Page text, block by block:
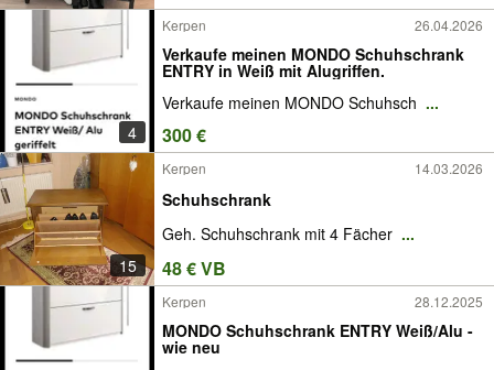
4
Kerpen 26.04.2026
Verkaufe meinen MONDO Schuhschrank
ENTRY in Weiß mit Alugriffen.
Verkaufe meinen MONDO Schuhsch ...
300 €
15
Kerpen 14.03.2026
Schuhschrank
Geh. Schuhschrank mit 4 Fächer ...
48 € VB
Kerpen 28.12.2025
MONDO Schuhschrank ENTRY Weiß/Alu -
wie neu